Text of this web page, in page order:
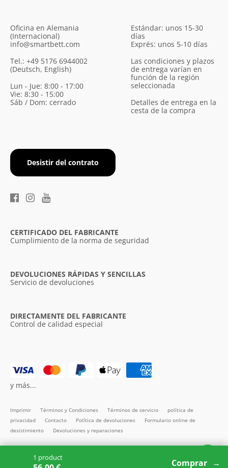
1 product Comprar
Oficina en Alemania
(Internacional)
info@smartbett.com
Tel.: +49 5176 6944002
(Deutsch, English)
Lun - Jue: 8:00 - 17:00
Vie: 8:30 - 15:00
Sáb / Dom: cerrado
Desistir del contrato
Estándar: unos 15-30
días
Exprés: unos 5-10 días
Las condiciones y plazos
de entrega varían en
función de la región
seleccionada
Detalles de entrega en la
cesta de la compra
CERTIFICADO DEL FABRICANTE
Cumplimiento de la norma de seguridad
DEVOLUCIONES RÁPIDAS Y SENCILLAS
Servicio de devoluciones
DIRECTAMENTE DEL FABRICANTE
Control de calidad especial
Imprimir Términos y Condiciones Términos de servicio
política de
privacidad
Contacto Política de devoluciones
Formulario online de
desistimiento
Devoluciones y reparaciones
Todos los precios incl. IVA
Copyright SMARTBett GmbH © 2026
y más...